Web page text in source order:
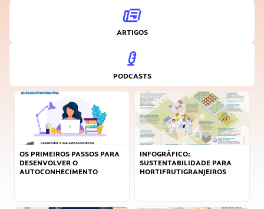
ARTIGOS
PODCASTS
OS PRIMEIROS PASSOS PARA
DESENVOLVER O
AUTOCONHECIMENTO
INFOGRÁFICO:
SUSTENTABILIDADE PARA
HORTIFRUTIGRANJEIROS